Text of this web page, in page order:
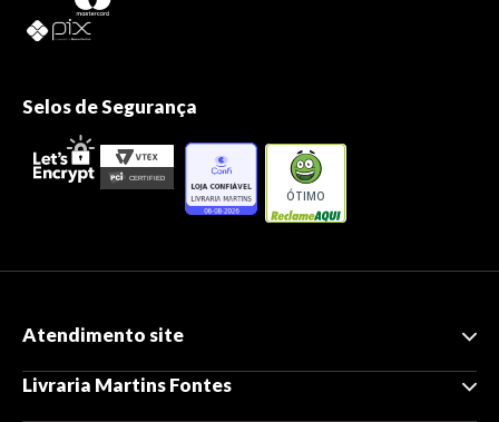
Selos de Segurança
ÓTIMO
Atendimento site
Livraria Martins Fontes